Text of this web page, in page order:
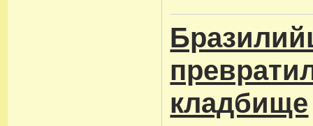
кладбище